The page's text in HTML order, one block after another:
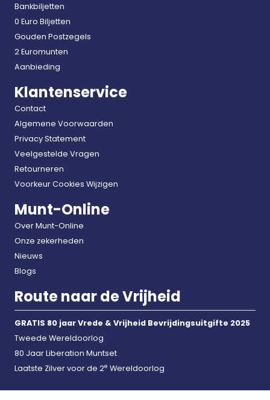
Bankbiljetten
0 Euro Biljetten
Gouden Postzegels
2 Euromunten
Aanbieding
Klantenservice
Contact
Algemene Voorwaarden
Privacy Statement
Veelgestelde Vragen
Retourneren
Voorkeur Cookies Wijzigen
Munt-Online
Over Munt-Online
Onze zekerheden
Nieuws
Blogs
Route naar de Vrijheid
GRATIS 80 jaar Vrede & Vrijheid Bevrijdingsuitgifte 2025
Tweede Wereldoorlog
80 Jaar Liberation Muntset
Laatste Zilver voor de 2e Wereldoorlog